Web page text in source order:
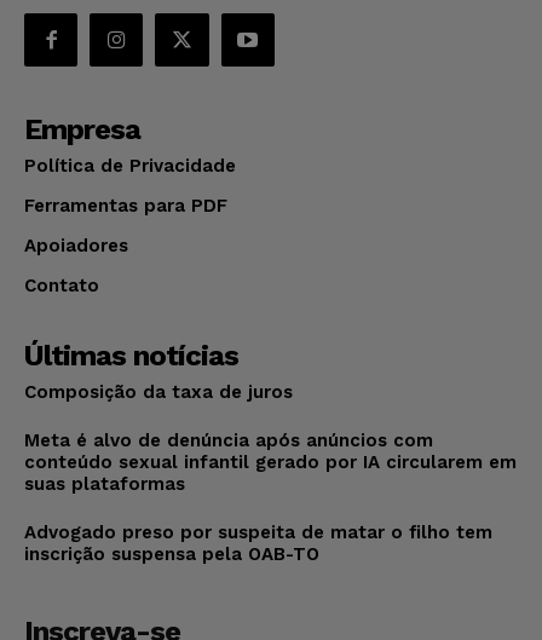
Empresa
Política de Privacidade
Ferramentas para PDF
Apoiadores
Contato
Últimas notícias
Composição da taxa de juros
Meta é alvo de denúncia após anúncios com
conteúdo sexual infantil gerado por IA circularem em
suas plataformas
Advogado preso por suspeita de matar o filho tem
inscrição suspensa pela OAB-TO
Inscreva-se